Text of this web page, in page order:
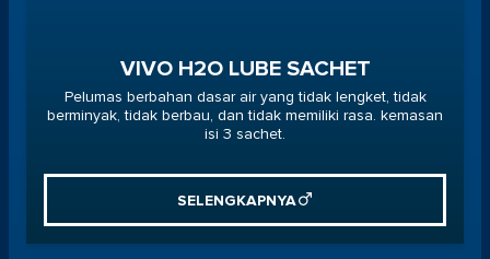
VIVO H2O LUBE SACHET
Pelumas berbahan dasar air yang tidak lengket, tidak
berminyak, tidak berbau, dan tidak memiliki rasa. kemasan
isi 3 sachet.
SELENGKAPNYA